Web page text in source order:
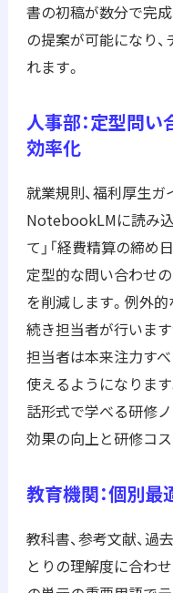
書の初稿が数分で完
の提案が可能になり
れます。
人事部：定型問
効率化
就業規則、福利厚生ガ
NotebookLMに読み込
て」「経費精算の締め
定型的な問い合わせ
を削減します。例外
続き担当者が行いま
担当者は本来注力す
使えるようになります
話形式で学べる研修
効果の向上と研修コ
教育機関：個別
教科書、参考文献、過
とりの理解度に合わ